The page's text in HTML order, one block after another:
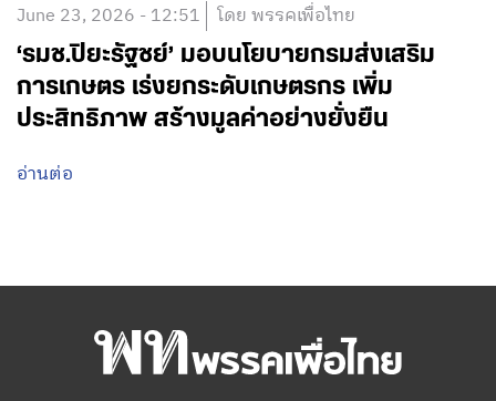
June 23, 2026 - 12:51 โดย พรรคเพื่อไทย
‘รมช.ปิยะรัฐชย์’ มอบนโยบายกรมส่งเสริม
การเกษตร เร่งยกระดับเกษตรกร เพิ่ม
ประสิทธิภาพ สร้างมูลค่าอย่างยั่งยืน
อ่านต่อ